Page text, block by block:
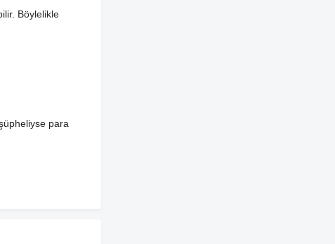
Böylelikle
para